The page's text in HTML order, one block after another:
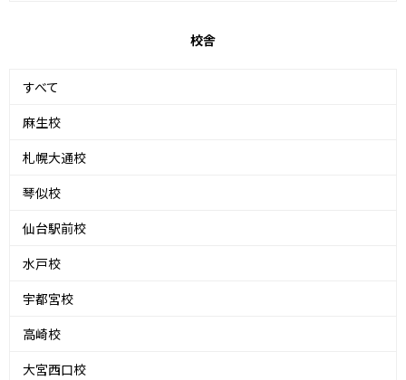
校舎
すべて
麻生校
札幌大通校
琴似校
仙台駅前校
水戸校
宇都宮校
高崎校
大宮西口校